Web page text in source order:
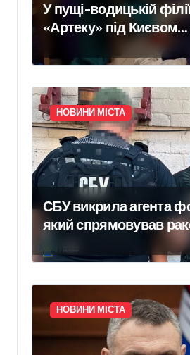
У пущі-водицькій
«Артеку» під Києвом
інспектори
цвіль, бруд і зіпсовані
продукти — умови
перебування дітей
жахливими
НОВИНИ МІСТА
СБУ викрила агента
який спрямовував
та дронові удари на
НОВИНИ МІСТА